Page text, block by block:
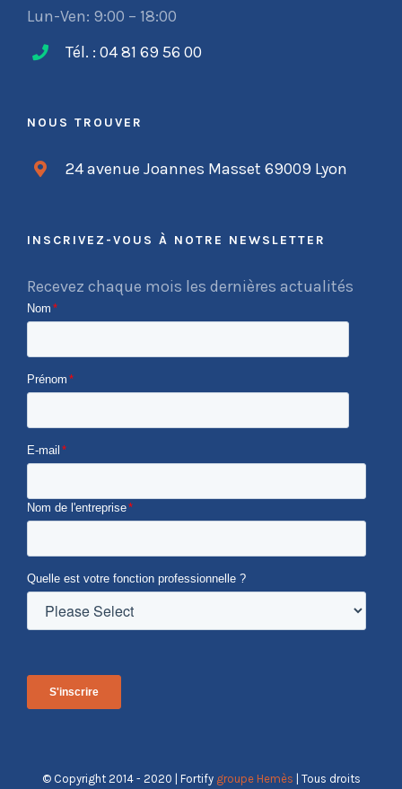
Lun-Ven: 9:00 – 18:00
Tél. : 04 81 69 56 00
NOUS TROUVER
24 avenue Joannes Masset 69009 Lyon
INSCRIVEZ-VOUS À NOTRE NEWSLETTER
Recevez chaque mois les dernières actualités
Nom *
Prénom *
E-mail *
Nom de l'entreprise*
Quelle est votre fonction professionnelle ?
© Copyright 2014 - 2020 | Fortify groupe Hemès | Tous droits